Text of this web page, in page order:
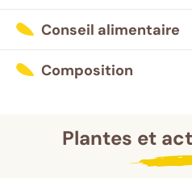
Conseil alimentaire
Composition
Plantes et